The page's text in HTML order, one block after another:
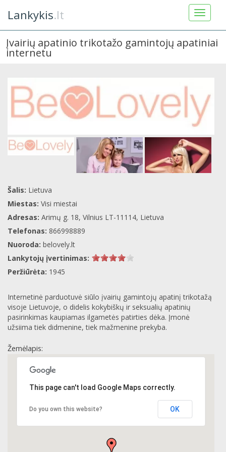
Lankykis.lt
Įvairių apatinio trikotažo gamintojų apatiniai
internetu
Šalis: Lietuva
Miestas: Visi miestai
Adresas: Arimų g. 18, Vilnius LT-11114, Lietuva
Telefonas: 866998889
Nuoroda: belovely.lt
Lankytojų įvertinimas:
Peržiūrėta: 1945
Internetinė parduotuvė siūlo įvairių gamintojų apatinį trikotažą
visoje Lietuvoje, o didelis kokybiškų ir seksualių apatinių
pasirinkimas kaupiamas ilgametės patirties dėka. Įmonė
užsiima tiek didmenine, tiek mažmenine prekyba.
Žemėlapis:
This page can't load Google Maps correctly.
Do you own this website? OK